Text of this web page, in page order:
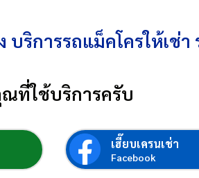
บริการรถแม็คโครให้เช่า
ที่ใช้บริการครับ
เฮี๊ยบเครนเช่า
Facebook